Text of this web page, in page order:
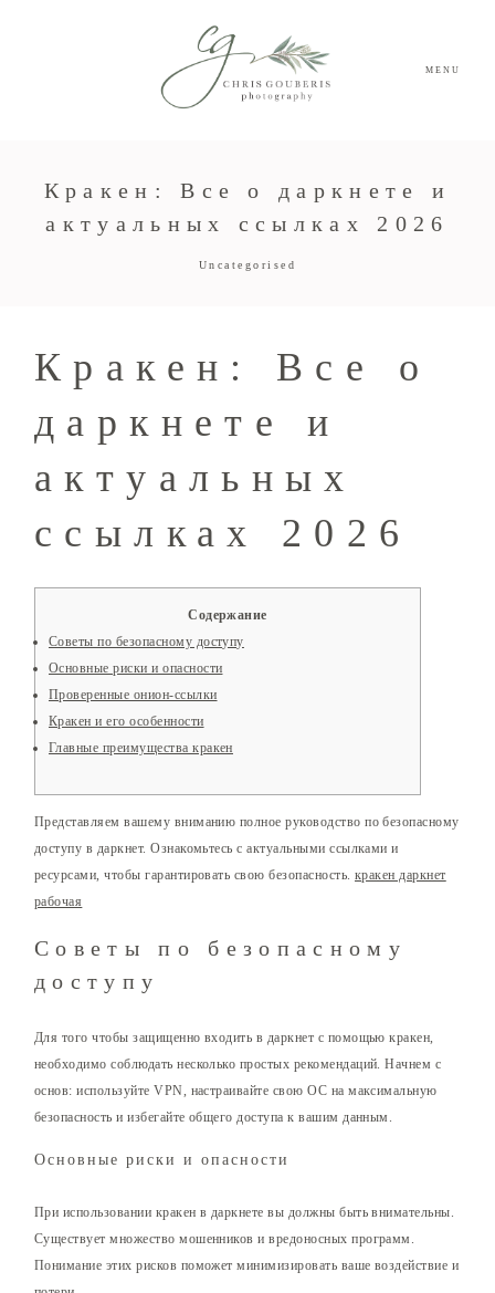
MENU
Кракен: Все о даркнете и
актуальных ссылках 2026
Uncategorised
Кракен: Все о
даркнете и
актуальных
ссылках 2026
Содержание
Советы по безопасному доступу
Основные риски и опасности
Проверенные онион-ссылки
Кракен и его особенности
Главные преимущества кракен
Представляем вашему вниманию полное руководство по безопасному
доступу в даркнет. Ознакомьтесь с актуальными ссылками и
ресурсами, чтобы гарантировать свою безопасность. кракен даркнет
рабочая
Советы по безопасному
доступу
Для того чтобы защищенно входить в даркнет с помощью кракен,
необходимо соблюдать несколько простых рекомендаций. Начнем с
основ: используйте VPN, настраивайте свою ОС на максимальную
безопасность и избегайте общего доступа к вашим данным.
Основные риски и опасности
При использовании кракен в даркнете вы должны быть внимательны.
Существует множество мошенников и вредоносных программ.
Понимание этих рисков поможет минимизировать ваше воздействие и